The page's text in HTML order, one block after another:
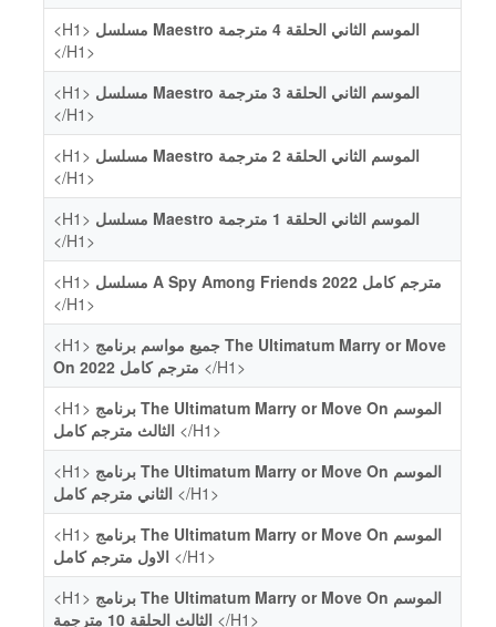
<H1>
مسلسل Maestro الموسم الثاني الحلقة 4 مترجمة
</H1>
<H1>
مسلسل Maestro الموسم الثاني الحلقة 3 مترجمة
</H1>
<H1>
مسلسل Maestro الموسم الثاني الحلقة 2 مترجمة
</H1>
<H1>
مسلسل Maestro الموسم الثاني الحلقة 1 مترجمة
</H1>
<H1>
مسلسل A Spy Among Friends 2022 مترجم كامل
</H1>
<H1> جميع مواسم برنامج The Ultimatum Marry or Move
On 2022 مترجم كامل </H1>
<H1> برنامج The Ultimatum Marry or Move On الموسم
الثالث مترجم كامل </H1>
<H1> برنامج The Ultimatum Marry or Move On الموسم
الثاني مترجم كامل </H1>
<H1> برنامج The Ultimatum Marry or Move On الموسم
الاول مترجم كامل </H1>
<H1> برنامج The Ultimatum Marry or Move On الموسم
الثالث الحلقة 10 مترجمة </H1>